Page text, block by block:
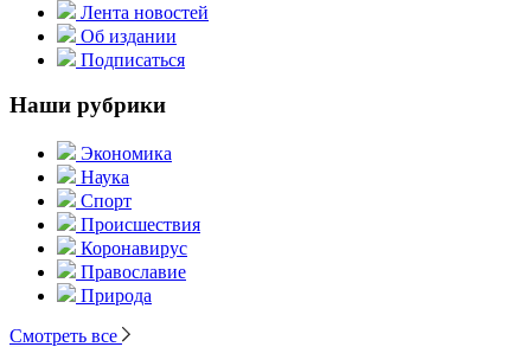
Лента новостей
Об издании
Подписаться
Наши рубрики
Экономика
Наука
Спорт
Происшествия
Коронавирус
Православие
Природа
Смотреть все